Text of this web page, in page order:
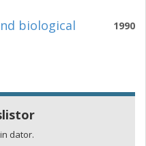
1990
biological
dator.